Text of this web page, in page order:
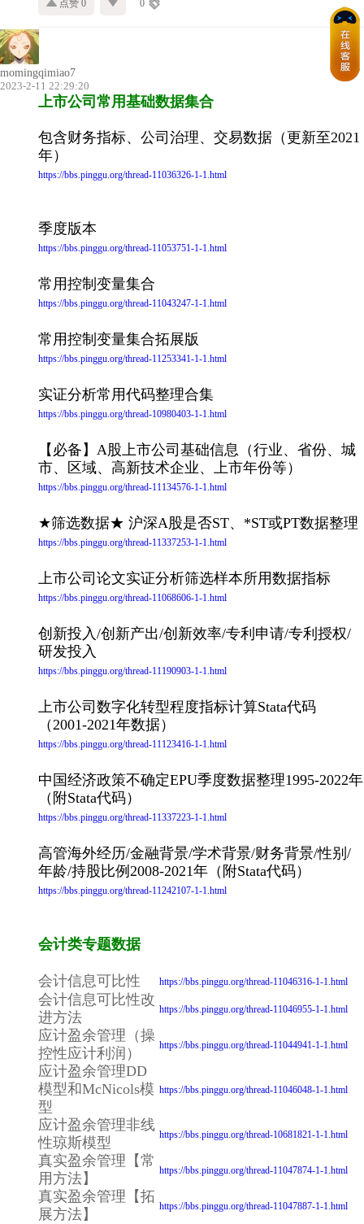
点赞 0 0
momingqimiao7
2023-2-11 22:29:20
上市公司常用基础数据集合
包含财务指标、公司治理、交易数据（更新至2021
年）
https://bbs.pinggu.org/thread-11036326-1-1.html
季度版本
https://bbs.pinggu.org/thread-11053751-1-1.html
常用控制变量集合
https://bbs.pinggu.org/thread-11043247-1-1.html
常用控制变量集合拓展版
https://bbs.pinggu.org/thread-11253341-1-1.html
实证分析常用代码整理合集
https://bbs.pinggu.org/thread-10980403-1-1.html
【必备】A股上市公司基础信息（行业、省份、城
市、区域、高新技术企业、上市年份等）
https://bbs.pinggu.org/thread-11134576-1-1.html
★筛选数据★ 沪深A股是否ST、*ST或PT数据整理
https://bbs.pinggu.org/thread-11337253-1-1.html
上市公司论文实证分析筛选样本所用数据指标
https://bbs.pinggu.org/thread-11068606-1-1.html
创新投入/创新产出/创新效率/专利申请/专利授权/
研发投入
https://bbs.pinggu.org/thread-11190903-1-1.html
上市公司数字化转型程度指标计算Stata代码
（2001-2021年数据）
https://bbs.pinggu.org/thread-11123416-1-1.html
中国经济政策不确定EPU季度数据整理1995-2022年
（附Stata代码）
https://bbs.pinggu.org/thread-11337223-1-1.html
高管海外经历/金融背景/学术背景/财务背景/性别/
年龄/持股比例2008-2021年（附Stata代码）
https://bbs.pinggu.org/thread-11242107-1-1.html
会计类专题数据
会计信息可比性 https://bbs.pinggu.org/thread-11046316-1-1.html
会计信息可比性改
进方法
https://bbs.pinggu.org/thread-11046955-1-1.html
应计盈余管理（操
控性应计利润）
https://bbs.pinggu.org/thread-11044941-1-1.html
应计盈余管理DD
模型和McNicols模
型
https://bbs.pinggu.org/thread-11046048-1-1.html
应计盈余管理非线
性琼斯模型
https://bbs.pinggu.org/thread-10681821-1-1.html
真实盈余管理【常
用方法】
https://bbs.pinggu.org/thread-11047874-1-1.html
真实盈余管理【拓
展方法】
https://bbs.pinggu.org/thread-11047887-1-1.html